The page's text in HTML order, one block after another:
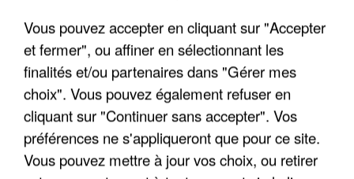
L’UN DES FONDATEURS SUPPOSÉS DE LA DZ
MAFIA INTERPELLÉ EN ALGÉRIE
Vous pouvez accepter en cliquant sur "Accepter
et fermer", ou affiner en sélectionnant les
finalités et/ou partenaires dans "Gérer mes
choix". Vous pouvez également refuser en
cliquant sur "Continuer sans accepter". Vos
préférences ne s'appliqueront que pour ce site.
Vous pouvez mettre à jour vos choix, ou retirer